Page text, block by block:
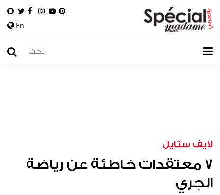
En
لايف ستايل
7 معتقدات خاطئة عن رياضة
الجري